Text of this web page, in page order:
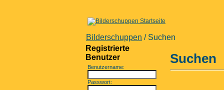
Bilderschuppen / Suchen
Registrierte
Benutzer
Benutzername:
Passwort:
Suchen